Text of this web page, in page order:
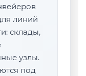
линий
склады,
узлы.
под